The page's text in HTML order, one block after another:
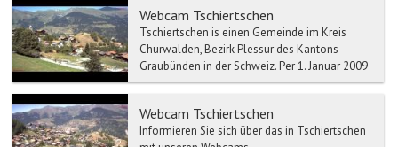
Webcam Tschiertschen
Tschiertschen is einen Gemeinde im Kreis
Churwalden, Bezirk Plessur des Kantons
Graubünden in der Schweiz. Per 1. Januar 2009
fusionierte Die Gemei...
Webcam Tschiertschen
Informieren Sie sich über das in Tschiertschen